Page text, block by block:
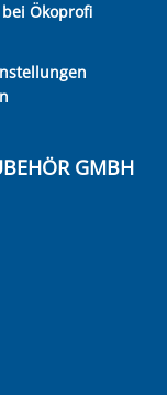
Ökoprofi
GMBH